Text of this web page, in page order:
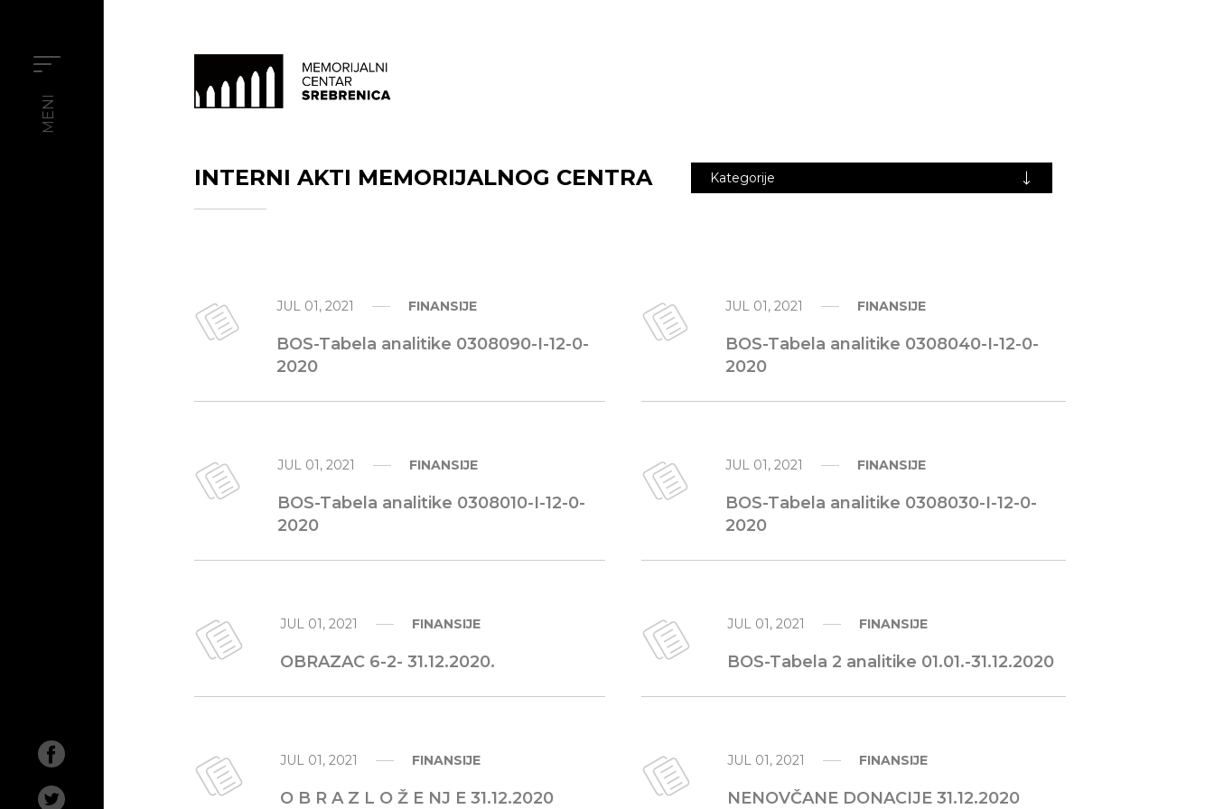
MENI
Izložbe
INTERNI AKTI MEMORIJALNOG CENTRA Kategorije
JUL 01, 2021 FINANSIJE
BOS-Tabela analitike 0308090-I-12-0-
2020
JUL 01, 2021 FINANSIJE
BOS-Tabela analitike 0308040-I-12-0-
2020
JUL 01, 2021 FINANSIJE
BOS-Tabela analitike 0308010-I-12-0-
2020
JUL 01, 2021 FINANSIJE
BOS-Tabela analitike 0308030-I-12-0-
2020
JUL 01, 2021 FINANSIJE
OBRAZAC 6-2- 31.12.2020.
JUL 01, 2021 FINANSIJE
BOS-Tabela 2 analitike 01.01.-31.12.2020
JUL 01, 2021 FINANSIJE
O B R A Z L O Ž E NJ E 31.12.2020
JUL 01, 2021 FINANSIJE
NENOVČANE DONACIJE 31.12.2020